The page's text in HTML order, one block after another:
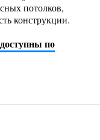
потолков,
конструкции.
по